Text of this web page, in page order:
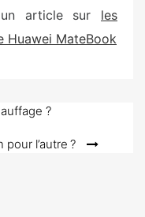
article sur les
Huawei MateBook
?
l’autre ?